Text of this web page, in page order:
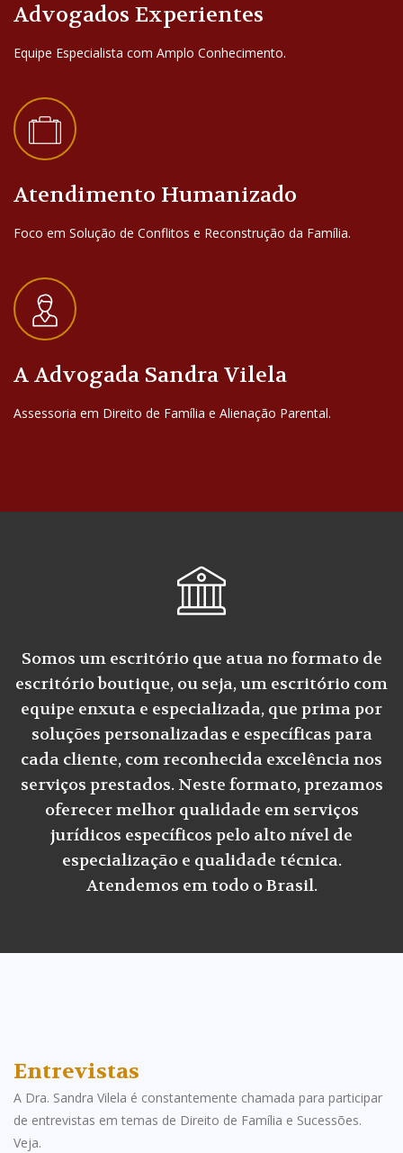
Advogados Experientes
Equipe Especialista com Amplo Conhecimento.
Atendimento Humanizado
Foco em Solução de Conflitos e Reconstrução da Família.
A Advogada Sandra Vilela
Assessoria em Direito de Família e Alienação Parental.
Somos um escritório que atua no formato de
escritório boutique, ou seja, um escritório com
equipe enxuta e especializada, que prima por
soluções personalizadas e específicas para
cada cliente, com reconhecida excelência nos
serviços prestados. Neste formato, prezamos
oferecer melhor qualidade em serviços
jurídicos específicos pelo alto nível de
especialização e qualidade técnica.
Atendemos em todo o Brasil.
Entrevistas
A Dra. Sandra Vilela é constantemente chamada para participar
de entrevistas em temas de Direito de Família e Sucessões.
Veja.